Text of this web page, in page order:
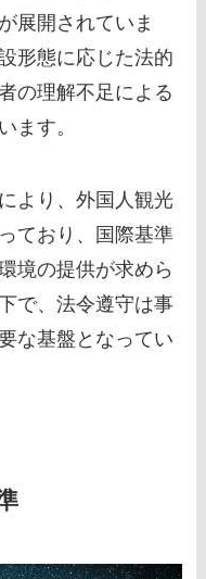
展開されていま
形態に応じた法的
の理解不足による
ます。
より、外国人観光
ており、国際基準
境の提供が求めら
で、法令遵守は事
な基盤となってい